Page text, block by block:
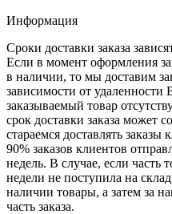
Информация
Сроки доставки заказа
Если в момент оформления
в наличии, то мы доставим
зависимости от удаленности
заказываемый товар
срок доставки заказа может
стараемся доставлять
90% заказов клиентов
недель. В случае, если часть
недели не поступила на
наличии товары, а затем за
часть заказа.